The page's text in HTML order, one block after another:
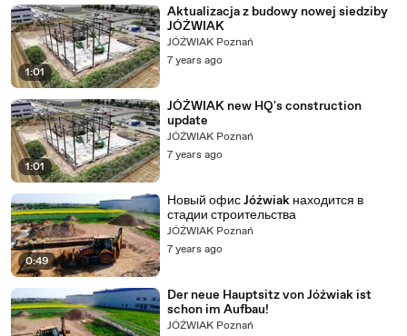
1:01
Aktualizacja z budowy nowej siedziby
JÓŹWIAK
JÓŹWIAK Poznań
7 years ago
1:01
JÓŹWIAK new HQ's construction
update
JÓŹWIAK Poznań
7 years ago
0:49
Новый офис Jóźwiak находится в
стадии строительства
JÓŹWIAK Poznań
7 years ago
Der neue Hauptsitz von Jóźwiak ist
schon im Aufbau!
JÓŹWIAK Poznań